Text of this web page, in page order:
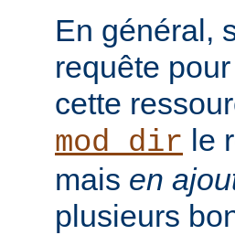
En général,
requête
cette
mod_dir le
mais en
plusieurs